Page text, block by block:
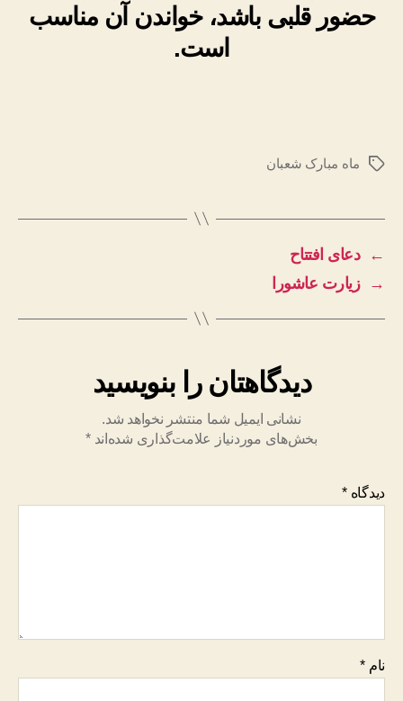
حضور قلبی باشد، خواندن آن مناسب
است.
برچسب‌هاماه مبارک شعبان
←
دعای افتتاح
→
زیارت عاشورا
دیدگاهتان را بنویسید
نشانی ایمیل شما منتشر نخواهد شد.
بخش‌های موردنیاز علامت‌گذاری شده‌اند*
دیدگاه*
نام *